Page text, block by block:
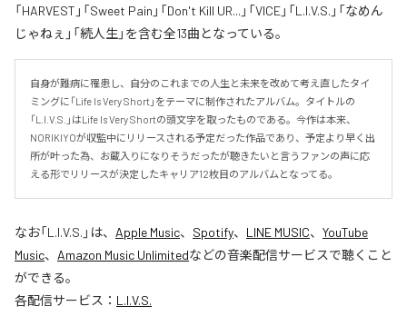
「HARVEST」「Sweet Pain」「Don't Kill UR...」「VICE」「L.I.V.S.」「なめん
じゃねぇ」「続人生」を含む全13曲となっている。
自身が難病に罹患し、自分のこれまでの人生と未来を改めて考え直したタイ
ミングに「Life Is Very Short」をテーマに制作されたアルバム。タイトルの
「L.I.V.S.」はLife Is Very Shortの頭文字を取ったものである。今作は本来、
NORIKIYOが収監中にリリースされる予定だった作品であり、予定より早く出
所が叶った為、お蔵入りになりそうだったが聴きたいと言うファンの声に応
える形でリリースが決定したキャリア12枚目のアルバムとなってる。
なお「L.I.V.S. 」は、 Apple Music、 Spotify、 LINE MUSIC、 YouTube
Music、 Amazon Music Unlimitedなどの音楽配信サービスで聴くこと
ができる。
各配信サービス： L.I.V.S.